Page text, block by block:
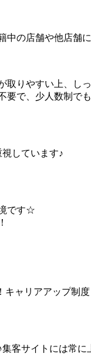
の店舗や他店舗
りやすい上、し
で、少人数制で
しています♪
です☆
ャリアアップ制度
客サイトには常に